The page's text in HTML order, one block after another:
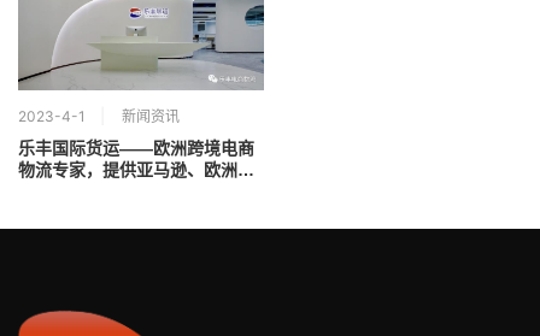
2023-4-1 新闻资讯
乐丰国际货运——欧洲跨境电商
物流专家，提供亚马逊、欧洲